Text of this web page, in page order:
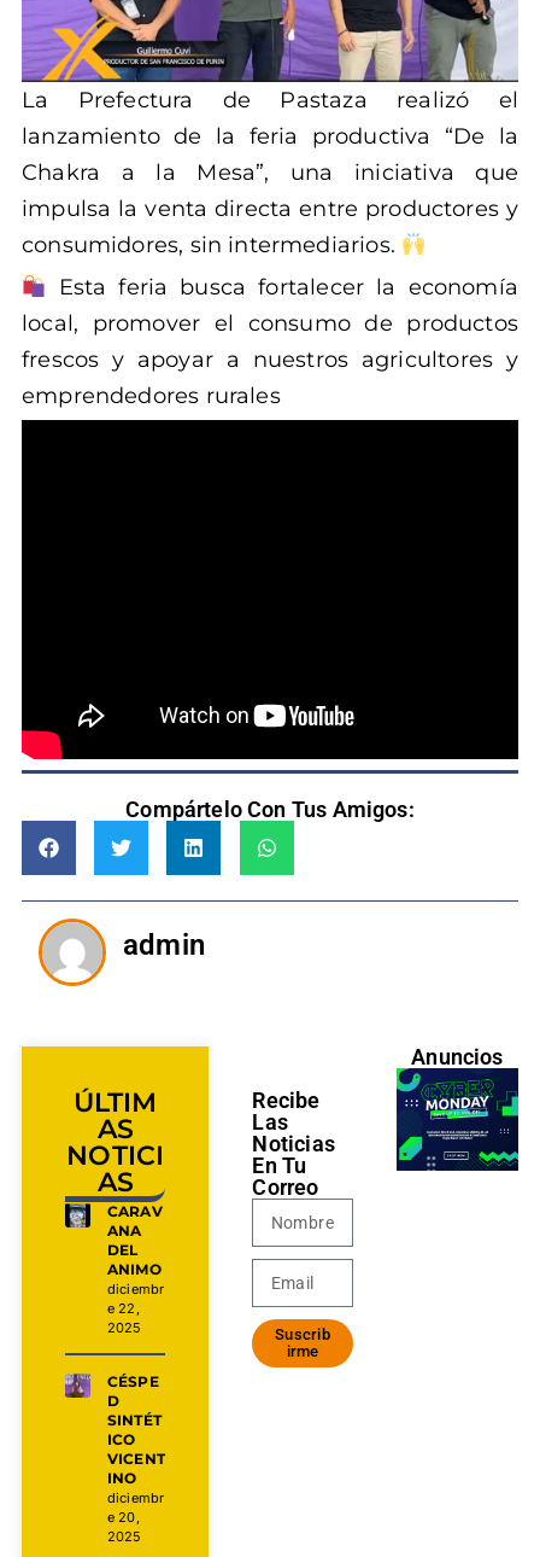
La Prefectura de Pastaza realizó el
lanzamiento de la feria productiva “De la
Chakra a la Mesa”, una iniciativa que
impulsa la venta directa entre productores y
consumidores, sin intermediarios.
Esta feria busca fortalecer la economía
local, promover el consumo de productos
frescos y apoyar a nuestros agricultores y
emprendedores rurales
Compártelo Con Tus Amigos:
admin
ÚLTIM
AS
NOTICI
AS
CARAV
ANA
DEL
ANIMO
diciembr
e 22,
2025
CÉSPE
D
SINTÉT
ICO
VICENT
INO
diciembr
e 20,
2025
Recibe
Las
Noticias
En Tu
Correo
Suscrib
irme
Anuncios